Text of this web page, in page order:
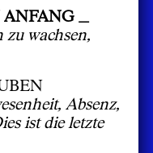
_
zu wachsen,
Absenz,
ist die letzte